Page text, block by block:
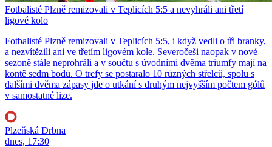
Fotbalisté Plzně remizovali v Teplicích 5:5 a nevyhráli ani třetí
ligové kolo
Fotbalisté Plzně remizovali v Teplicích 5:5, i když vedli o tři branky,
a nezvítězili ani ve třetím ligovém kole. Severočeši naopak v nové
sezoně stále neprohráli a v součtu s úvodními dvěma triumfy mají na
kontě sedm bodů. O trefy se postaralo 10 různých střelců, spolu s
dalšími dvěma zápasy jde o utkání s druhým nejvyšším počtem gólů
v samostatné lize.
Plzeňská Drbna
dnes, 17:30